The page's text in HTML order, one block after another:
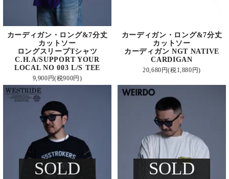
カーディガン・ロング&7分丈
カットソー
ロングスリーブTシャツ
C.H.A/SUPPORT YOUR
LOCAL NO 003 L/S TEE
9,900円(税900円)
カーディガン・ロング&7分丈
カットソー
カーディガン NGT NATIVE
CARDIGAN
20,680円(税1,880円)
SOLD SOLD